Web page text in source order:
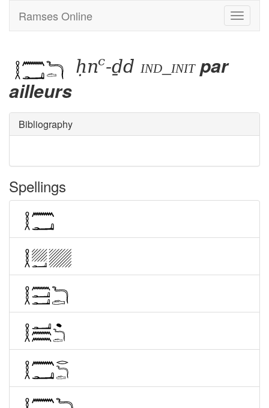
Toggle
Ramses Online
ḥnꜥ-ḏd ind_init par
ailleurs
Bibliography
Spellings